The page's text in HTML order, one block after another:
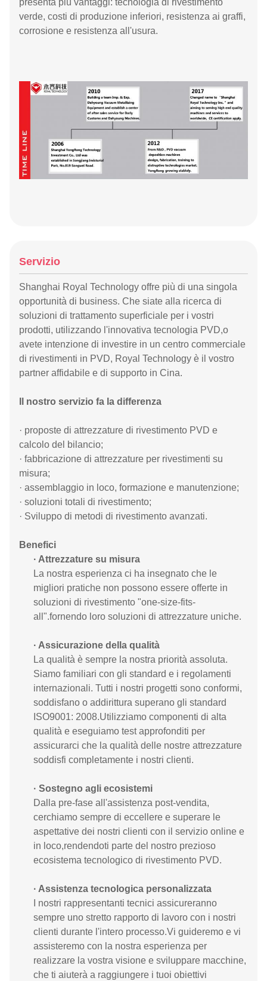
presenta più vantaggi: tecnologia di rivestimento
verde, costi di produzione inferiori, resistenza ai graffi,
corrosione e resistenza all'usura.
Servizio
Shanghai Royal Technology offre più di una singola
opportunità di business. Che siate alla ricerca di
soluzioni di trattamento superficiale per i vostri
prodotti, utilizzando l'innovativa tecnologia PVD,o
avete intenzione di investire in un centro commerciale
di rivestimenti in PVD, Royal Technology è il vostro
partner affidabile e di supporto in Cina.
Il nostro servizio fa la differenza
· proposte di attrezzature di rivestimento PVD e
calcolo del bilancio;
· fabbricazione di attrezzature per rivestimenti su
misura;
· assemblaggio in loco, formazione e manutenzione;
· soluzioni totali di rivestimento;
· Sviluppo di metodi di rivestimento avanzati.
Benefici
· Attrezzature su misura
La nostra esperienza ci ha insegnato che le
migliori pratiche non possono essere offerte in
soluzioni di rivestimento "one-size-fits-
all".fornendo loro soluzioni di attrezzature uniche.
· Assicurazione della qualità
La qualità è sempre la nostra priorità assoluta.
Siamo familiari con gli standard e i regolamenti
internazionali. Tutti i nostri progetti sono conformi,
soddisfano o addirittura superano gli standard
ISO9001: 2008.Utilizziamo componenti di alta
qualità e eseguiamo test approfonditi per
assicurarci che la qualità delle nostre attrezzature
soddisfi completamente i nostri clienti.
· Sostegno agli ecosistemi
Dalla pre-fase all'assistenza post-vendita,
cerchiamo sempre di eccellere e superare le
aspettative dei nostri clienti con il servizio online e
in loco,rendendoti parte del nostro prezioso
ecosistema tecnologico di rivestimento PVD.
· Assistenza tecnologica personalizzata
I nostri rappresentanti tecnici assicureranno
sempre uno stretto rapporto di lavoro con i nostri
clienti durante l'intero processo.Vi guideremo e vi
assisteremo con la nostra esperienza per
realizzare la vostra visione e sviluppare macchine,
che ti aiuterà a raggiungere i tuoi obiettivi